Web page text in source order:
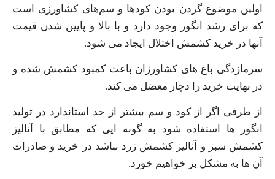
اولین موضوع گردن بودن کودها و سم‌های کشاورزی است
که برای رشد انگور وجود دارد و با بالا و پایین شدن قیمت
آنها در خرید کشمش اختلال ایجاد می شود.
سرمازدگی باغ‌ های کشاورزان باعث کمبود کشمش شده و
در نهایت خرید را دچار معضل می‌ کند.
از طرفی اگر از کود و سم بیشتر از حد استاندارد در تولید
انگور ها استفاده شود به گونه ایی که مطابق با آنالیز
کشمش سبز و آنالیز کشمش زرد نباشد در خرید و صادرات
آن ها به مشکل بر خواهیم خورد.